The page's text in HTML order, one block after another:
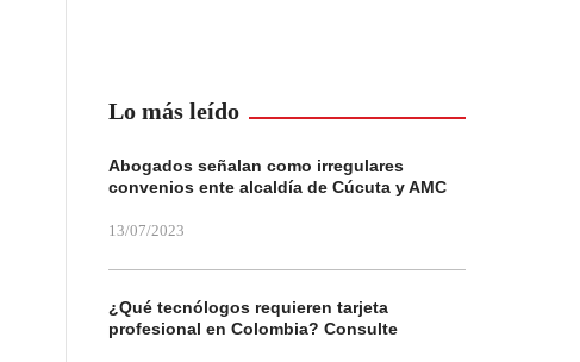
Lo más leído
Abogados señalan como irregulares
convenios ente alcaldía de Cúcuta y AMC
13/07/2023
¿Qué tecnólogos requieren tarjeta
profesional en Colombia? Consulte